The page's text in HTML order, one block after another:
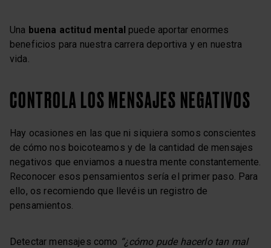
Una buena actitud mental puede aportar enormes
beneficios para nuestra carrera deportiva y en nuestra
vida.
CONTROLA LOS MENSAJES NEGATIVOS
Hay ocasiones en las que ni siquiera somos conscientes
de cómo nos boicoteamos y de la cantidad de mensajes
negativos que enviamos a nuestra mente constantemente.
Reconocer esos pensamientos sería el primer paso. Para
ello, os recomiendo que llevéis un registro de
pensamientos.
Detectar mensajes como “¿cómo pude hacerlo tan mal